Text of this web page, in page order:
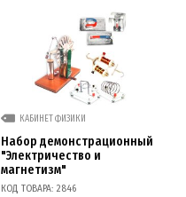
КАБИНЕТ ФИЗИКИ
Набор демонстрационный
"Электричество и
магнетизм"
КОД ТОВАРА: 2846